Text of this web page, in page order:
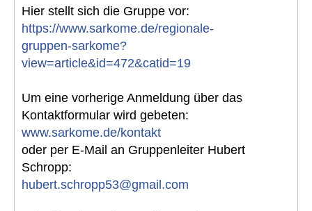
Hier stellt sich die Gruppe vor:
https://www.sarkome.de/regionale-
gruppen-sarkome?
view=article&id=472&catid=19
Um eine vorherige Anmeldung über das
Kontaktformular wird gebeten:
www.sarkome.de/kontakt
oder per E-Mail an Gruppenleiter Hubert
Schropp:
hubert.schropp53@gmail.com